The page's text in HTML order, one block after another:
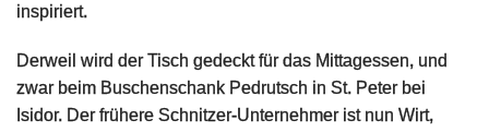
inspiriert.
Derweil wird der Tisch gedeckt für das Mittagessen, und
zwar beim Buschenschank Pedrutsch in St. Peter bei
Isidor. Der frühere Schnitzer-Unternehmer ist nun Wirt,